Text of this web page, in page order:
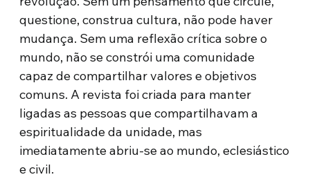
questione, construa cultura, não pode haver
mudança. Sem uma reflexão crítica sobre o
mundo, não se constrói uma comunidade
capaz de compartilhar valores e objetivos
comuns. A revista foi criada para manter
ligadas as pessoas que compartilhavam a
espiritualidade da unidade, mas
imediatamente abriu-se ao mundo, eclesiástico
e civil.